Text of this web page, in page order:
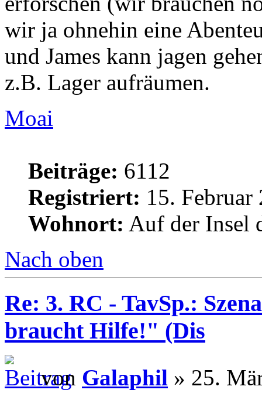
wir ja ohnehin eine
und James kann jagen
z.B. Lager aufräumen.
Moai
Beiträge: 6112
Registriert: 15.
Wohnort: Auf der Insel
Nach oben
Re: 3. RC - TavSp.:
braucht Hilfe!" (Dis
von Galaphil » 25.